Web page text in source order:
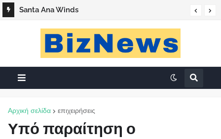
Santa Ana Winds
Αρχική σελίδα επιχειρήσεις
Υπό παραίτηση ο